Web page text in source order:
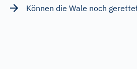
Können die Wale noch